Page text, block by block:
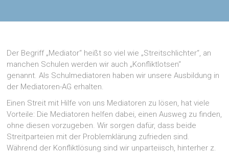
Der Begriff „Mediator“ heißt so viel wie „Streitschlichter“, an
manchen Schulen werden wir auch „Konfliktlotsen“
genannt. Als Schulmediatoren haben wir unsere Ausbildung in
der Mediatoren-AG erhalten.
Einen Streit mit Hilfe von uns Mediatoren zu lösen, hat viele
Vorteile: Die Mediatoren helfen dabei, einen Ausweg zu finden,
ohne diesen vorzugeben. Wir sorgen dafür, dass beide
Streitparteien mit der Problemklärung zufrieden sind.
Während der Konfliktlösung sind wir unparteiisch, hinterher z.